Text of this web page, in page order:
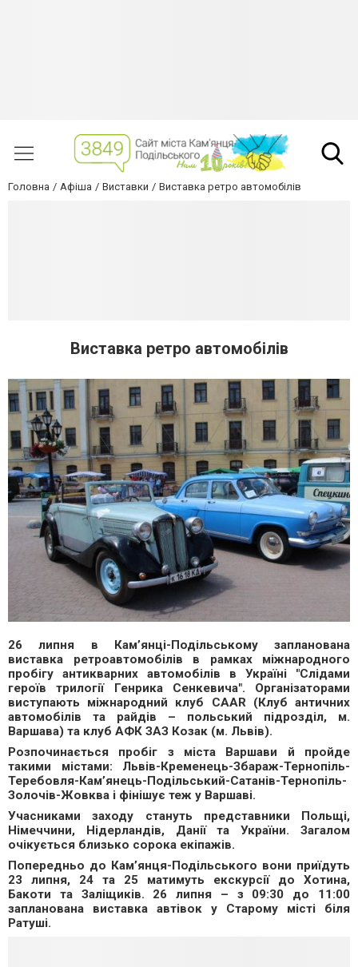
Головна Афіша Виставки Виставка ретро автомобілів
Виставка ретро автомобілів
26 липня в Кам’янці-Подільському запланована
виставка ретроавтомобілів в рамках міжнародного
пробігу антикварних автомобілів в Україні "Слідами
героїв трилогії Генрика Сенкевича". Організаторами
виступають міжнародний клуб CAAR (Клуб античних
автомобілів та райдів – польський підрозділ, м.
Варшава) та клуб АФК ЗАЗ Козак (м. Львів).
Розпочинається пробіг з міста Варшави й пройде
такими містами: Львів-Кременець-Збараж-Тернопіль-
Теребовля-Кам’янець-Подільський-Сатанів-Тернопіль-
Золочів-Жовква і фінішує теж у Варшаві.
Учасниками заходу стануть представники Польщі,
Німеччини, Нідерландів, Данії та України. Загалом
очікується близько сорока екіпажів.
Попередньо до Кам’янця-Подільського вони приїдуть
23 липня, 24 та 25 матимуть екскурсії до Хотина,
Бакоти та Заліщиків. 26 липня – з 09:30 до 11:00
запланована виставка автівок у Старому місті біля
Ратуші.